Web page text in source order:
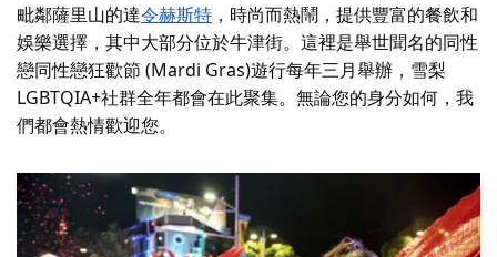
毗鄰薩里山的達令赫斯特 ，時尚而熱鬧，提供豐富的餐飲和
娛樂選擇，其中大部分位於牛津街。這裡是舉世聞名的同性
戀同性戀狂歡節 (Mardi Gras)遊行每年三月舉辦，雪梨
LGBTQIA+社群全年都會在此聚集。無論您的身分如何，我
們都會熱情歡迎您。